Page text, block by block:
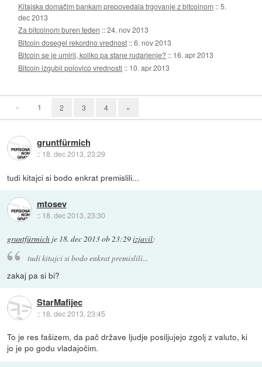
Kitajska domačim bankam prepovedala trgovanje z bitcoinom ::5.
dec 2013
Za bitcoinom buren teden ::24. nov 2013
Bitcoin dosegel rekordno vrednost ::6. nov 2013
Bitcoin se je umiril, koliko pa stane rudarjenje? :: 16. apr 2013
Bitcoin izgubil polovico vrednosti :: 10. apr 2013
« 1 2 3 4 »
gruntfürmich
:: 18. dec 2013, 23:29
tudi kitajci si bodo enkrat premislili...
mtosev
:: 18. dec 2013, 23:30
gruntfürmich je 18. dec 2013 ob 23:29izjavil:
tudi kitajci si bodo enkrat premislili...
zakaj pa si bi?
StarMafijec
:: 18. dec 2013, 23:45
To je res fašizem, da pač države ljudje posiljujejo zgolj z valuto, ki
jo je po godu vladajočim.